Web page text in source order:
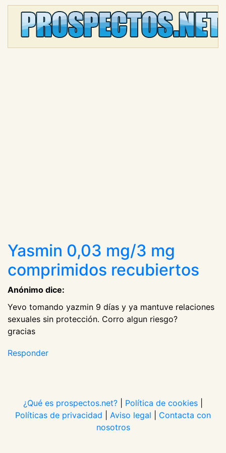
Yasmin 0,03 mg/3 mg
comprimidos recubiertos
Anónimo dice:
Yevo tomando yazmin 9 días y ya mantuve relaciones
sexuales sin protección. Corro algun riesgo?
gracias
Responder
¿Qué es prospectos.net? Política de cookies
Políticas de privacidad
Aviso legal
Contacta con
nosotros